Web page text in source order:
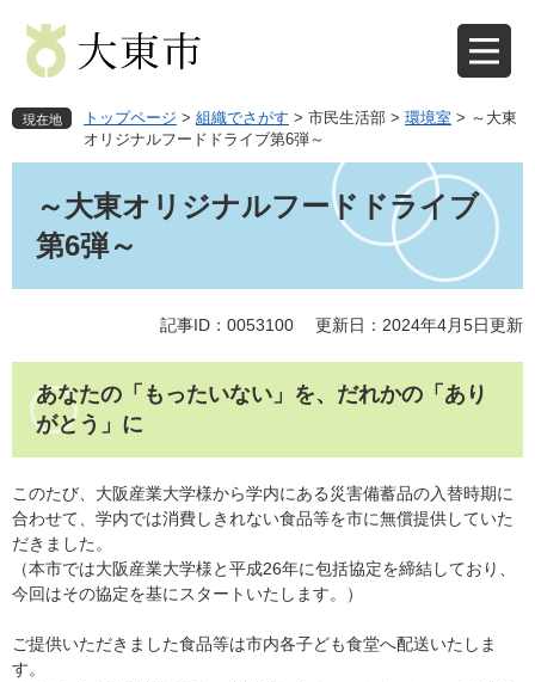
先
で
を
ば
へ
現在地 トップページ > 組織でさがす > 市民生活部 > 環境室 > ～大東
オリジナルフードドライブ第6弾～
～大東オリジナルフードドライブ
第6弾～
記事ID：0053100 更新日：2024年4月5日更新
あなたの「もったいない」を、だれかの「あり
がとう」に
このたび、大阪産業大学様から学内にある災害備蓄品の入替時期に
合わせて、学内では消費しきれない食品等を市に無償提供していた
だきました。
（本市では大阪産業大学様と平成26年に包括協定を締結しており、
今回はその協定を基にスタートいたします。）
ご提供いただきました食品等は市内各子ども食堂へ配送いたしま
す。